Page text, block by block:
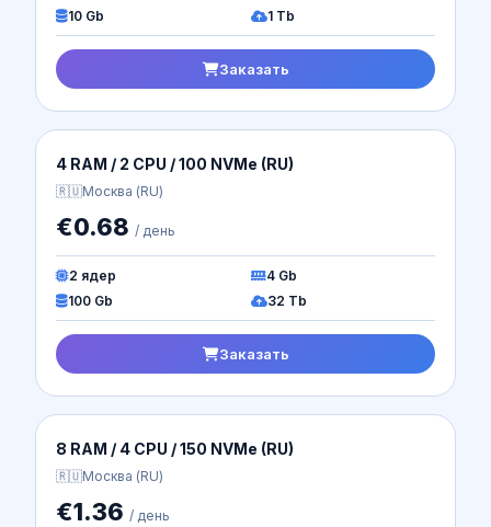
15 Gb
Безлимит
Заказать
Standard Intel| DE-1 (EU)
🇩🇪Германия (DE)
€1.18/ день
2 ядер
5 Gb
35 Gb
Безлимит
Заказать
Nova AMD| DE-1 (EU)
🇩🇪Германия (DE)
€1.60 / день